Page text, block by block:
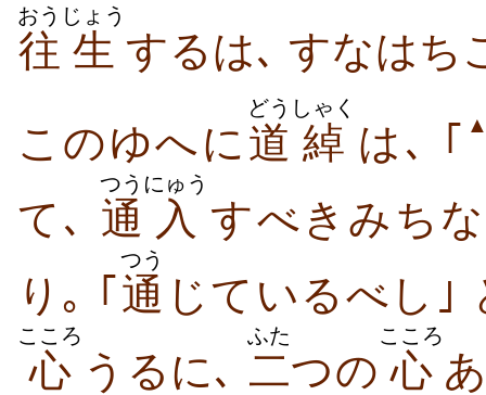
往
おう
生
じょう
するは､ すなはち
このゆへに道
どう
綽
しゃく
は､ ｢
て､ 通
つう
入
にゅう
すべきみち
り｡ ｢ 通
つう
じているべし｣
心
こころ
うるに､ 二
ふた
つの 心
こころ